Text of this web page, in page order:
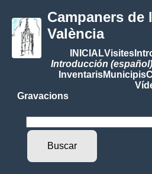
Campaners de
València
INICIALVisites
Introducción (español)
InventarisMunicipis
Gravacions